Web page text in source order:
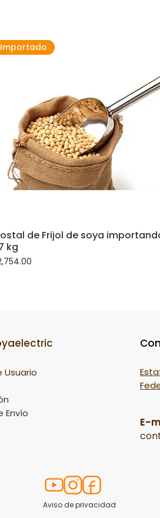
Importado
de Frijol de soya
kg
Usuario
Envío
E-
Aviso de privacidad